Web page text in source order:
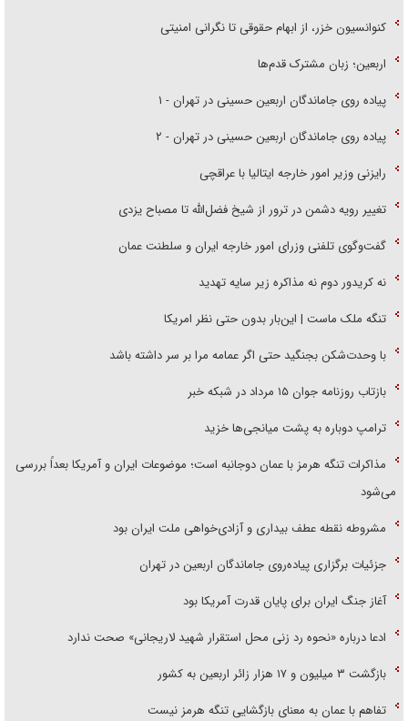
کنوانسیون خزر، از ابهام حقوقی تا نگرانی امنیتی
اربعین؛ زبان مشترک قدم‌ها
پیاده روی جاماندگان اربعین حسینی در تهران - ۱
پیاده روی جاماندگان اربعین حسینی در تهران - ۲
رایزنی وزیر امور خارجه ایتالیا با عراقچی
تغییر رویه دشمن در ترور از شیخ فضل‌الله تا مصباح یزدی
گفت‌وگوی تلفنی وزرای امور خارجه ایران و سلطنت عمان
نه کریدور دوم نه مذاکره زیر سایه تهدید
تنگه ملک ماست | این‌بار بدون حتی نظر امریکا
با وحدت‌شکن بجنگید حتی اگر عمامه مرا بر سر داشته باشد
بازتاب روزنامه جوان ۱۵ مرداد در شبکه خبر
ترامپ دوباره به پشت میانجی‌ها خزید
مذاکرات تنگه هرمز با عمان دوجانبه است؛ موضوعات ایران و آمریکا بعداً بررسی
می‌شود
مشروطه نقطه عطف بیداری و آزادی‌خواهی ملت ایران بود
جزئیات برگزاری پیاده‌روی جاماندگان اربعین در تهران
آغاز جنگ ایران برای پایان قدرت آمریکا بود
ادعا درباره «نحوه رد زنی محل استقرار شهید لاریجانی» صحت ندارد
بازگشت ۳ میلیون و ۱۷ هزار زائر اربعین به کشور
تفاهم با عمان به معنای بازگشایی تنگه هرمز نیست